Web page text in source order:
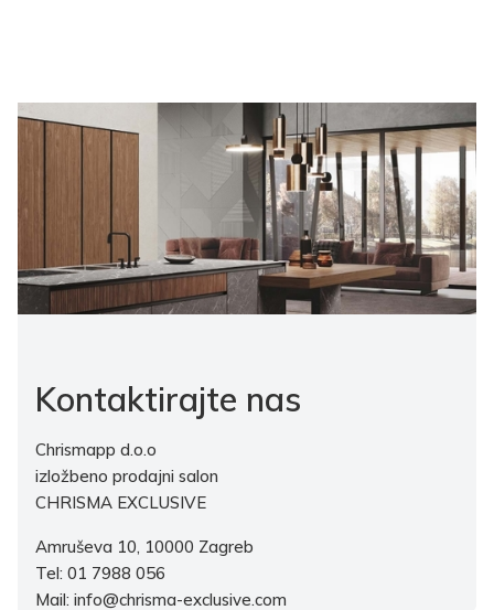
Kontaktirajte nas
Chrismapp d.o.o
izložbeno prodajni salon
CHRISMA EXCLUSIVE
Amruševa 10, 10000 Zagreb
Tel: 01 7988 056
Mail: info@chrisma-exclusive.com